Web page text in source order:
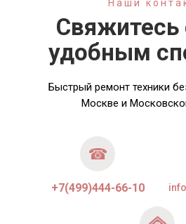
Свяжитесь
удобным
Быстрый ремонт техники
Москве и
Наши
+7(499)444-66-10